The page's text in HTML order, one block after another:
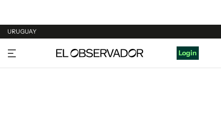
URUGUAY
URUGUAY
ARGENTINA
Login